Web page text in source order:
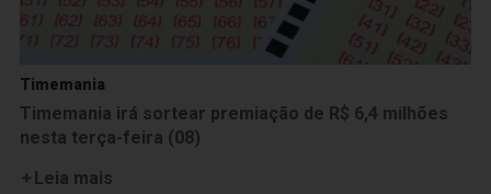
Timemania
Timemania irá sortear premiação de R$ 6,4 milhões
nesta terça-feira (08)
Leia mais